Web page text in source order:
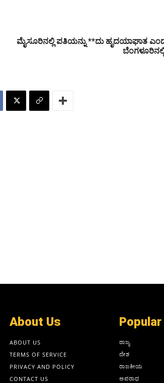
ಮೈಸೂರಿನಲ್ಲಿ ಪತಿಯನ್ನು **ದು ಹೃದಯಾಘಾತ
About Us
ABOUT US
TERMS OF SERVICE
PRIVACY AND POLICY
CONTACT US
ರಾಜ್ಯ
ದೇಶ
ರಾಜಕೀಯ
ಅಪರಾಧ